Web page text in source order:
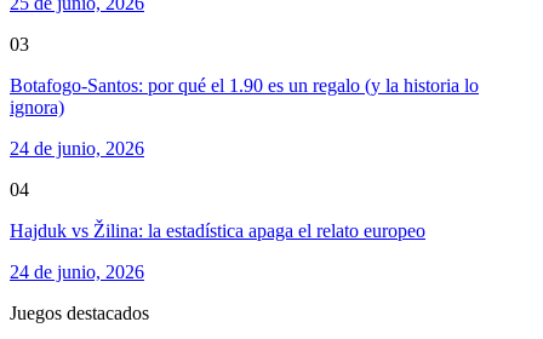
03
Botafogo-Santos: por qué el 1.90 es un regalo (y la historia lo
ignora)
24 de junio, 2026
04
Hajduk vs Žilina: la estadística apaga el relato europeo
24 de junio, 2026
Juegos destacados